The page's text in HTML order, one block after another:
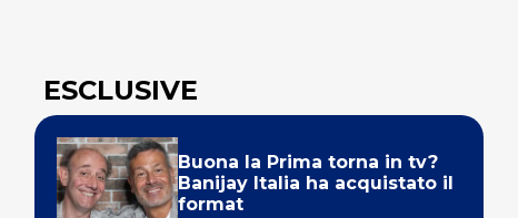
ESCLUSIVE
Buona la Prima torna in tv?
Banijay Italia ha acquistato il
format